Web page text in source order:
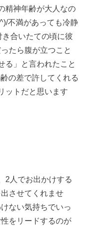
精神年齢が大人なの
不満があっても冷静
き合いたての頃に彼
たら腹が立つこと
る」と言われたこと
の差で許してくれる
ットだと思います
2人でお出かけする
させてくれませ
ない気持ちでいっ
をリードするのが